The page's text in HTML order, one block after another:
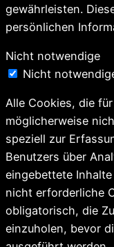
gewährleisten.
persönlichen
Nicht notwendige
Nicht
Alle Cookies, die
möglicherweise
speziell zur
Benutzers über
eingebettete
nicht erforderliche
obligatorisch, die
einzuholen, bevor